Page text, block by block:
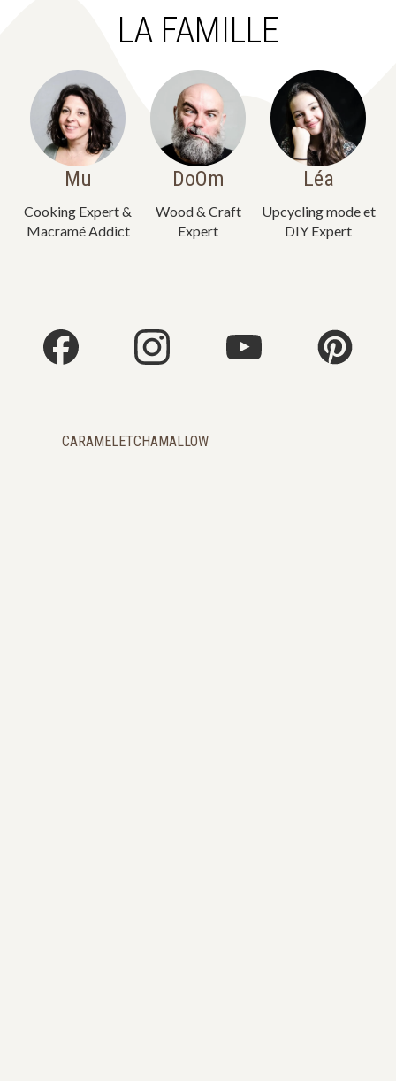
LA FAMILLE
Mu
Cooking Expert &
Macramé Addict
DoOm
Wood & Craft
Expert
Léa
Upcycling mode et
DIY Expert
CARAMELETCHAMALLOW